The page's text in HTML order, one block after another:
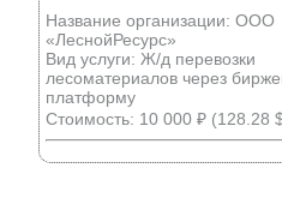
Название организации: ООО
«ЛеснойРесурс»
Вид услуги: Ж/д перевозки
лесоматериалов через
платформу
Стоимость: 10 000 ₽ (128.28